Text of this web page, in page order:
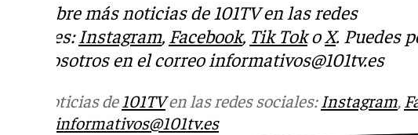
Descubre más noticias de 101TV en las redes
sociales:Instagram, Facebook, Tik TokoX. Puedes
con nosotros en el correo informativos@101tv.es
Más noticias de101TVen las redes sociales:Instagram,
informativos@101tv.es